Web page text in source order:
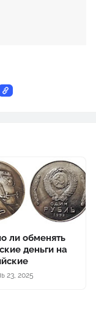
ли обменять
деньги на
23, 2025